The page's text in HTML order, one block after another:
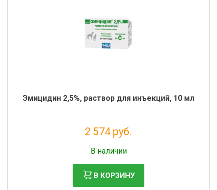
Эмицидин 2,5%, раствор для инъекций, 10 мл
2 574 руб.
В наличии
В КОРЗИНУ